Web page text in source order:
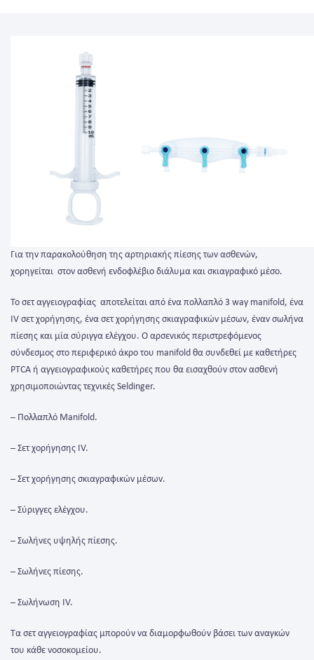
Για την παρακολούθηση της αρτηριακής πίεσης των ασθενών,
χορηγείται στον ασθενή ενδοφλέβιο διάλυμα και σκιαγραφικό μέσο.
Το σετ αγγειογραφίας αποτελείται από ένα πολλαπλό 3 way manifold, ένα
IV σετ χορήγησης, ένα σετ χορήγησης σκιαγραφικών μέσων, έναν σωλήνα
πίεσης και μία σύριγγα ελέγχου. Ο αρσενικός περιστρεφόμενος
σύνδεσμος στο περιφερικό άκρο του manifold θα συνδεθεί με καθετήρες
PTCA ή αγγειογραφικούς καθετήρες που θα εισαχθούν στον ασθενή
χρησιμοποιώντας τεχνικές Seldinger.
– Πολλαπλό Manifold.
– Σετ χορήγησης IV.
– Σετ χορήγησης σκιαγραφικών μέσων.
– Σύριγγες ελέγχου.
– Σωλήνες υψηλής πίεσης.
– Σωλήνες πίεσης.
– Σωλήνωση IV.
Τα σετ αγγειογραφίας μπορούν να διαμορφωθούν βάσει των αναγκών
του κάθε νοσοκομείου.